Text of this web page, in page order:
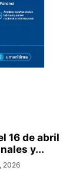
16 de abril
y...
2026